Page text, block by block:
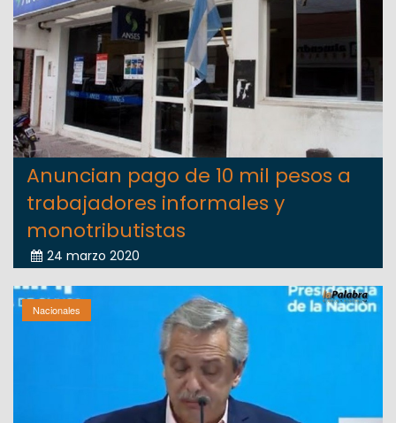
Anuncian pago de 10 mil pesos a
trabajadores informales y
monotributistas
24 marzo 2020
Nacionales